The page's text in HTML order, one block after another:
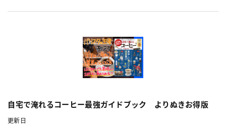
自宅で淹れるコーヒー最強ガイドブック よりぬきお得版
更新日